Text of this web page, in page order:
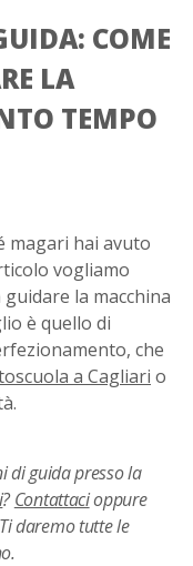
COME
LA
TEMPO
magari hai avuto
vogliamo
la macchina
è quello di
che
a Cagliari o
di guida presso la
?Contattacioppure
daremo tutte le